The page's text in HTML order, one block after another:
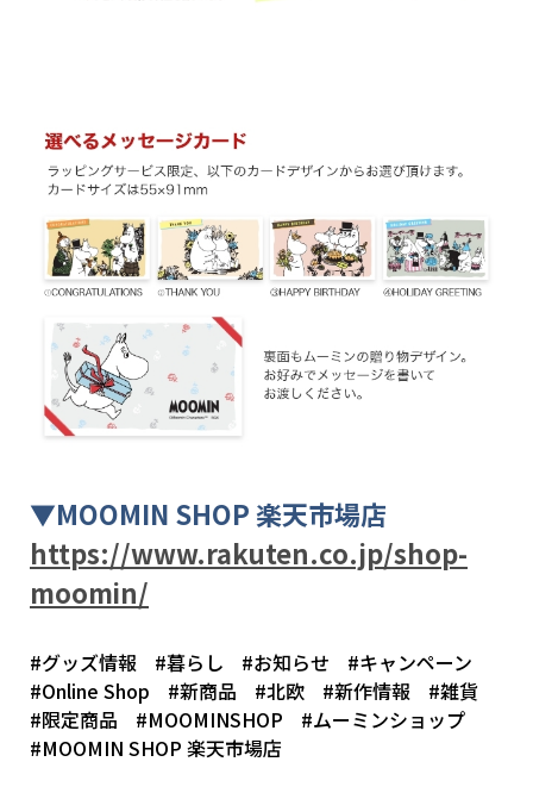
▼MOOMIN SHOP 楽天市場店
https://www.rakuten.co.jp/shop-
moomin/
#グッズ情報 #暮らし #お知らせ
#キャンペーン
#Online Shop
#新商品 #北欧 #新作情報
#雑貨
#限定商品
#MOOMINSHOP
#ムーミンショップ
#MOOMIN SHOP 楽天市場店